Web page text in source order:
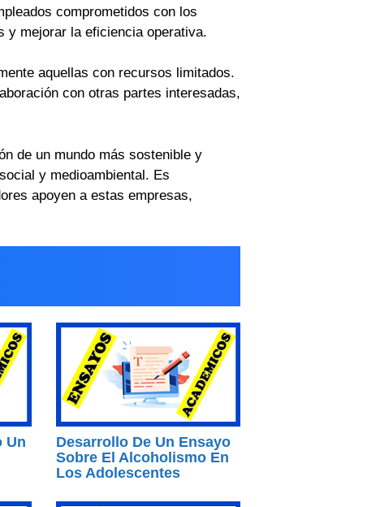
comprometidos con los
y mejorar la eficiencia operativa.
aquellas con recursos limitados.
con otras partes interesadas,
de un mundo más sostenible y
y medioambiental. Es
apoyen a estas empresas,
Un
Desarrollo De Un Ensayo
Sobre El Alcoholismo En
Los Adolescentes